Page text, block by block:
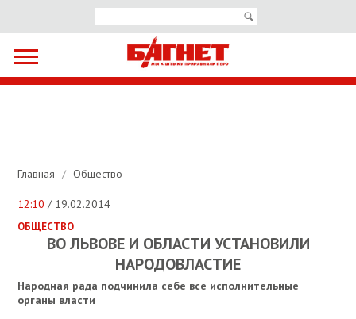
Главная / Общество
12:10 / 19.02.2014
ОБЩЕСТВО
ВО ЛЬВОВЕ И ОБЛАСТИ УСТАНОВИЛИ
НАРОДОВЛАСТИЕ
Народная рада подчинила себе все исполнительные
органы власти